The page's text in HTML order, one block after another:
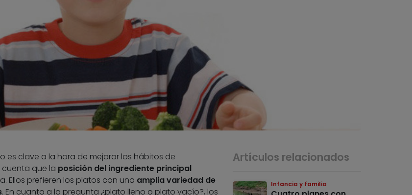
es clave a la hora de mejorar los hábitos de
cuenta que la posición del ingrediente principal
Ellos prefieren los platos con una amplia variedad de
. En cuanto a la pregunta ¿plato lleno o plato vacío?, los
Artículos relacionados
Infancia y familia